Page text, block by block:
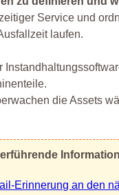
Service und
laufen.
die Assets
Erinnerung an den